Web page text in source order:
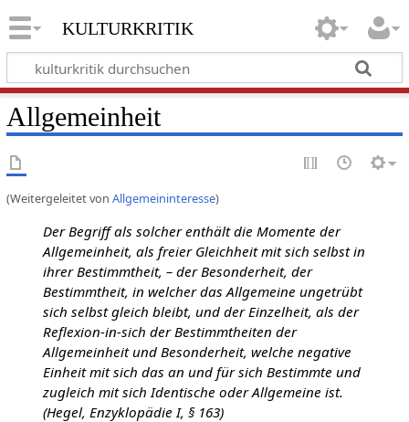
kulturkritik
Allgemeinheit
(Weitergeleitet von Allgemeininteresse)
Der Begriff als solcher enthält die Momente der
Allgemeinheit, als freier Gleichheit mit sich selbst in
ihrer Bestimmtheit, – der Besonderheit, der
Bestimmtheit, in welcher das Allgemeine ungetrübt
sich selbst gleich bleibt, und der Einzelheit, als der
Reflexion-in-sich der Bestimmtheiten der
Allgemeinheit und Besonderheit, welche negative
Einheit mit sich das an und für sich Bestimmte und
zugleich mit sich Identische oder Allgemeine ist.
(Hegel, Enzyklopädie I, § 163)